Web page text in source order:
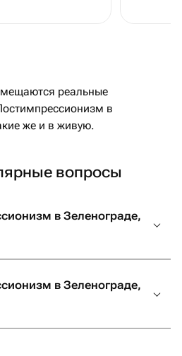
реальные
в
же и в живую.
вопросы
в Зеленограде,
в Зеленограде,